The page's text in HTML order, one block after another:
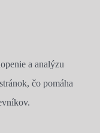
a analýzu
čo pomáha